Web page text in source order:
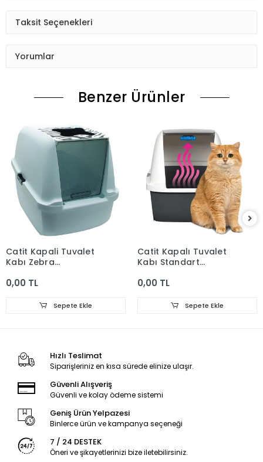
Taksit Seçenekleri
Yorumlar
Benzer Ürünler
Catit Kapali Tuvalet
Kabı Zebra
0,00 TL
Sepete Ekle
Catit Kapalı Tuvalet
Kabı Standart
0,00 TL
Sepete Ekle
Hızlı Teslimat
Siparişleriniz en kısa sürede elinize ulaşır.
Güvenli Alışveriş
Güvenli ve kolay ödeme sistemi
Geniş Ürün Yelpazesi
Binlerce ürün ve kampanya seçeneği
7 / 24 DESTEK
Öneri ve şikayetlerinizi bize iletebilirsiniz.